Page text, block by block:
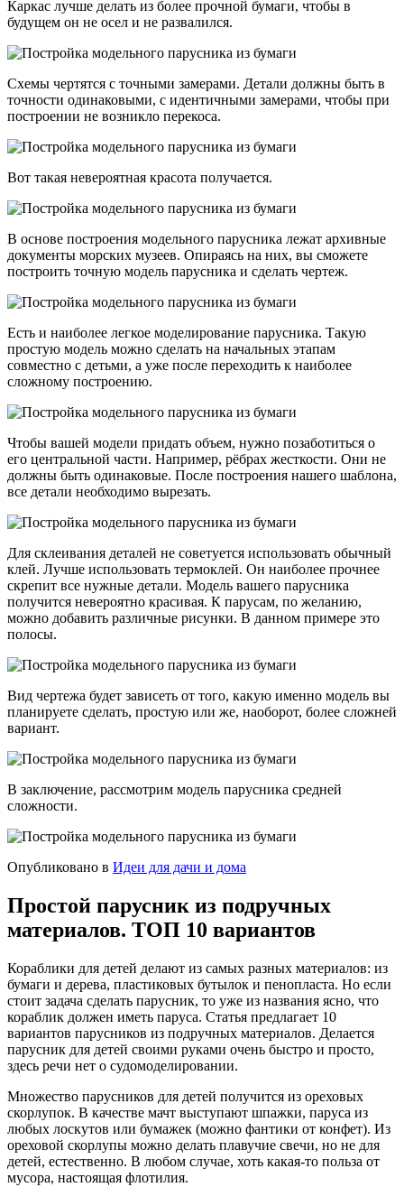
Каркас лучше делать из более прочной бумаги, чтобы в
будущем он не осел и не развалился.
Схемы чертятся с точными замерами. Детали должны быть в
точности одинаковыми, с идентичными замерами, чтобы при
построении не возникло перекоса.
Вот такая невероятная красота получается.
В основе построения модельного парусника лежат архивные
документы морских музеев. Опираясь на них, вы сможете
построить точную модель парусника и сделать чертеж.
Есть и наиболее легкое моделирование парусника. Такую
простую модель можно сделать на начальных этапам
совместно с детьми, а уже после переходить к наиболее
сложному построению.
Чтобы вашей модели придать объем, нужно позаботиться о
его центральной части. Например, рёбрах жесткости. Они не
должны быть одинаковые. После построения нашего шаблона,
все детали необходимо вырезать.
Для склеивания деталей не советуется использовать обычный
клей. Лучше использовать термоклей. Он наиболее прочнее
скрепит все нужные детали. Модель вашего парусника
получится невероятно красивая. К парусам, по желанию,
можно добавить различные рисунки. В данном примере это
полосы.
Вид чертежа будет зависеть от того, какую именно модель вы
планируете сделать, простую или же, наоборот, более сложней
вариант.
В заключение, рассмотрим модель парусника средней
сложности.
Опубликовано в Идеи для дачи и дома
Простой парусник из подручных
материалов. ТОП 10 вариантов
Кораблики для детей делают из самых разных материалов: из
бумаги и дерева, пластиковых бутылок и пенопласта. Но если
стоит задача сделать парусник, то уже из названия ясно, что
кораблик должен иметь паруса. Статья предлагает 10
вариантов парусников из подручных материалов. Делается
парусник для детей своими руками очень быстро и просто,
здесь речи нет о судомоделировании.
Множество парусников для детей получится из ореховых
скорлупок. В качестве мачт выступают шпажки, паруса из
любых лоскутов или бумажек (можно фантики от конфет). Из
ореховой скорлупы можно делать плавучие свечи, но не для
детей, естественно. В любом случае, хоть какая-то польза от
мусора, настоящая флотилия.